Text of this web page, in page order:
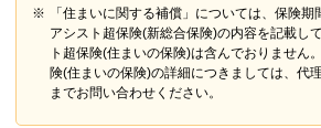
※
「住まいに関する補償」については、保険
アシスト超保険(新総合保険)の内容を記載し
ト超保険(住まいの保険)は含んでおりません
険(住まいの保険)の詳細につきましては、代
までお問い合わせください。